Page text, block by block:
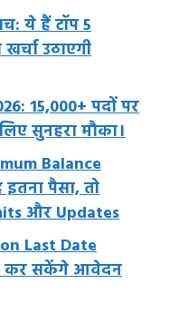
ये हैं टॉप 5
उठाएगी
15,000+ पदों पर
सुनहरा मौका।
Balance
पैसा, तो
और Updates
Last Date
कर सकेंगे आवेदन